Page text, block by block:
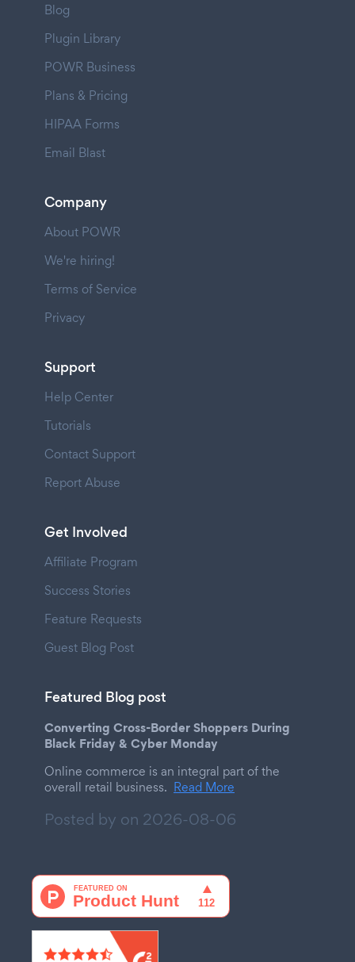
Blog
Plugin Library
POWR Business
Plans & Pricing
HIPAA Forms
Email Blast
Company
About POWR
We're hiring!
Terms of Service
Privacy
Support
Help Center
Tutorials
Contact Support
Report Abuse
Get Involved
Affiliate Program
Success Stories
Feature Requests
Guest Blog Post
Featured Blog post
Converting Cross-Border Shoppers During
Black Friday & Cyber Monday
Online commerce is an integral part of the
overall retail business. Read More
Posted by on 2026-08-06